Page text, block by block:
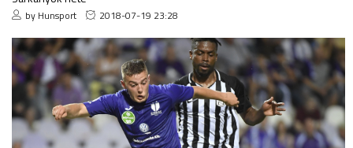
by Hunsport 2018-07-19 23:28